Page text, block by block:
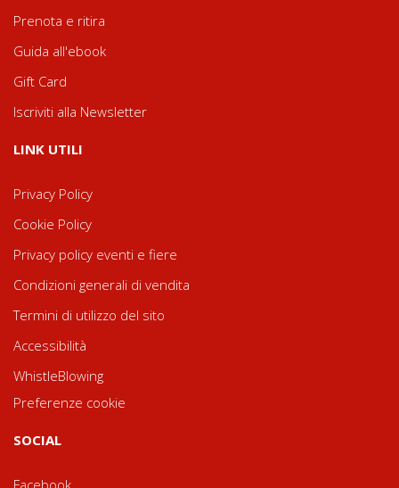
Prenota e ritira
Guida all'ebook
Gift Card
Iscriviti alla Newsletter
LINK UTILI
Privacy Policy
Cookie Policy
Privacy policy eventi e fiere
Condizioni generali di vendita
Termini di utilizzo del sito
Accessibilità
WhistleBlowing
Preferenze cookie
SOCIAL
Facebook